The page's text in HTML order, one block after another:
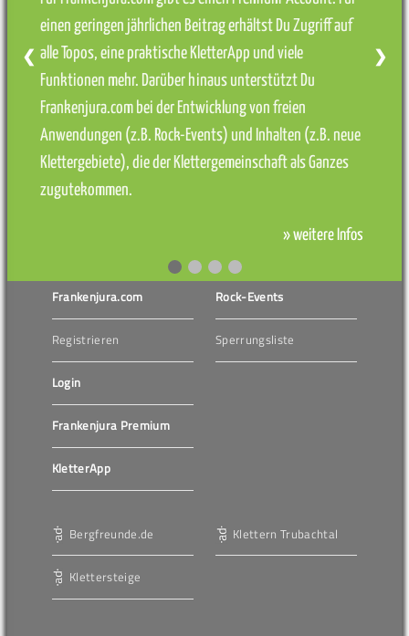
einen geringen jährlichen Beitrag erhältst Du Zugriff auf
alle Topos, eine praktische KletterApp und viele
Funktionen mehr. Darüber hinaus unterstützt Du
Frankenjura.com bei der Entwicklung von freien
Anwendungen (z.B. Rock-Events) und Inhalten (z.B. neue
Klettergebiete), die der Klettergemeinschaft als Ganzes
zugutekommen.
» weitere Infos
❮ ❯
Frankenjura.com
Registrieren
Login
Frankenjura Premium
KletterApp
Rock-Events
Sperrungsliste
Bergfreunde.de
Klettersteige
Klettern Trubachtal